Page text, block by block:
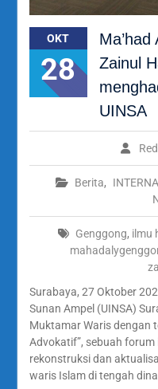
OKT
28
Zainul
UINSA
Berita,
Genggong, ilmu
Surabaya, 27 Oktober
Sunan Ampel (UINSA)
Muktamar Waris dengan
Advokatif”, sebuah
rekonstruksi dan
waris Islam di tengah